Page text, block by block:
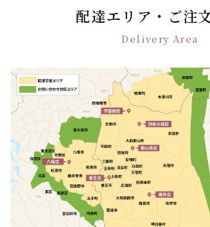
配達エリア・ご注
Delivery Area